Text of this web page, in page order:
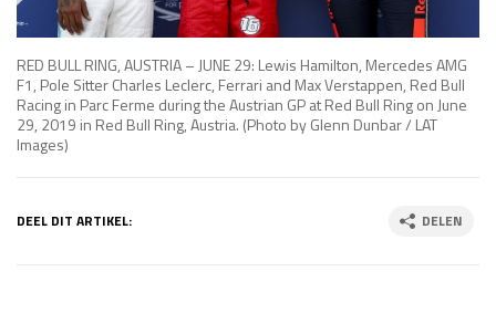
RED BULL RING, AUSTRIA – JUNE 29: Lewis Hamilton, Mercedes AMG
F1, Pole Sitter Charles Leclerc, Ferrari and Max Verstappen, Red Bull
Racing in Parc Ferme during the Austrian GP at Red Bull Ring on June
29, 2019 in Red Bull Ring, Austria. (Photo by Glenn Dunbar / LAT
Images)
DEEL DIT ARTIKEL: DELEN